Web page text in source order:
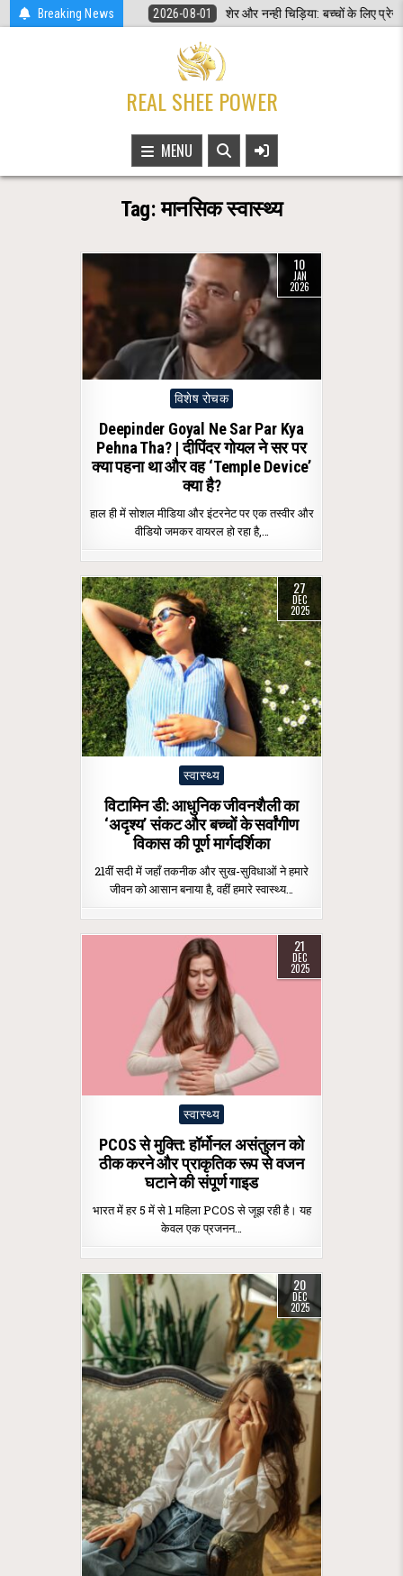
Skip
to
Breaking News
Hindi 2026-08-01 शेर और नन्ही चिड़िया: बच्चों के लिए प्रेरणादायक हिंदी
REAL SHEE POWER
MENU
Tag:मानसिक स्वास्थ्य
10
JAN
2026
Posted
विशेष रोचक
Deepinder Goyal Ne Sar Par Kya
Pehna Tha? | दीपिंदर गोयल ने सर पर
क्या पहना था और वह ‘Temple Device’
क्या है?
हाल ही में सोशल मीडिया और इंटरनेट पर एक तस्वीर और
वीडियो जमकर वायरल हो रहा है,…
27
DEC
2025
Posted
स्वास्थ्य
विटामिन डी: आधुनिक जीवनशैली का
‘अदृश्य’ संकट और बच्चों के सर्वांगीण
विकास की पूर्ण मार्गदर्शिका
21वीं सदी में जहाँ तकनीक और सुख-सुविधाओं ने हमारे
जीवन को आसान बनाया है, वहीं हमारे स्वास्थ्य…
21
DEC
2025
Posted
स्वास्थ्य
PCOS से मुक्ति: हॉर्मोनल असंतुलन को
ठीक करने और प्राकृतिक रूप से वजन
घटाने की संपूर्ण गाइड
भारत में हर 5 में से 1 महिला PCOS से जूझ रही है। यह
केवल एक प्रजनन…
20
DEC
2025